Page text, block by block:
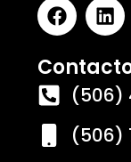
(506)
(506)